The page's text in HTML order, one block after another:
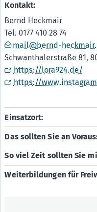
Kontakt:
Bernd Heckmair
Tel. 0177 410 28 74
mail@bernd-
Schwanthalerstraße 81,
https://lora924.de/
https://
Einsatzort:
Das sollten Sie an
So viel Zeit sollten Sie
Weiterbildungen für